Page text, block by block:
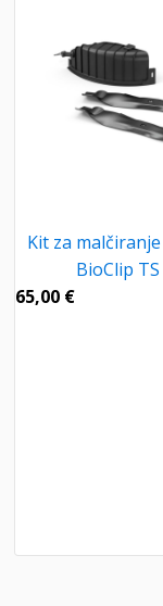
Kit za
BioClip
65,00 €